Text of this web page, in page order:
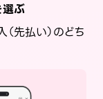
選ぶ
（先払い）のどち